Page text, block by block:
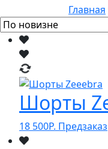
Главная
Шорты
18 500Р. Предзаказ